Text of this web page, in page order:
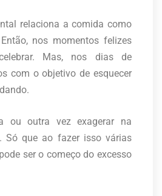
relaciona a comida como
nos momentos felizes
Mas, nos dias de
com o objetivo de esquecer
ou outra vez exagerar na
Só que ao fazer isso várias
ser o começo do excesso